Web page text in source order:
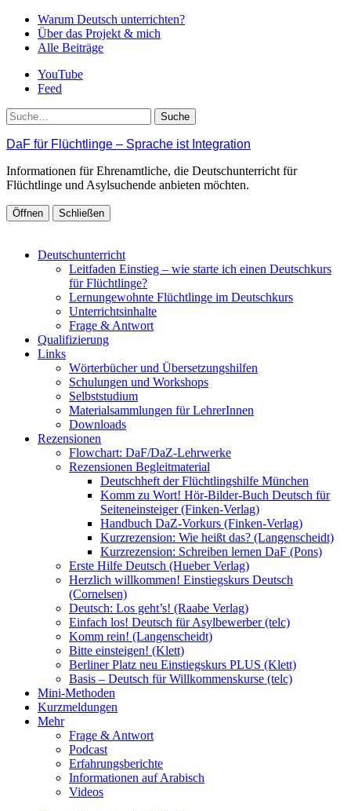
Warum Deutsch unterrichten?
Über das Projekt & mich
Alle Beiträge
YouTube
Feed
Suche
DaF für Flüchtlinge – Sprache ist Integration
Informationen für Ehrenamtliche, die Deutschunterricht für
Flüchtlinge und Asylsuchende anbieten möchten.
Öffnen Schließen
Deutschunterricht
Leitfaden Einstieg – wie starte ich einen Deutschkurs
für Flüchtlinge?
Lernungewohnte Flüchtlinge im Deutschkurs
Unterrichtsinhalte
Frage & Antwort
Qualifizierung
Links
Wörterbücher und Übersetzungshilfen
Schulungen und Workshops
Selbststudium
Materialsammlungen für LehrerInnen
Downloads
Rezensionen
Flowchart: DaF/DaZ-Lehrwerke
Rezensionen Begleitmaterial
Deutschheft der Flüchtlingshilfe München
Komm zu Wort! Hör-Bilder-Buch Deutsch für
Seiteneinsteiger (Finken-Verlag)
Handbuch DaZ-Vorkurs (Finken-Verlag)
Kurzrezension: Wie heißt das? (Langenscheidt)
Kurzrezension: Schreiben lernen DaF (Pons)
Erste Hilfe Deutsch (Hueber Verlag)
Herzlich willkommen! Einstiegskurs Deutsch
(Cornelsen)
Deutsch: Los geht’s! (Raabe Verlag)
Einfach los! Deutsch für Asylbewerber (telc)
Komm rein! (Langenscheidt)
Bitte einsteigen! (Klett)
Berliner Platz neu Einstiegskurs PLUS (Klett)
Basis – Deutsch für Willkommenskurse (telc)
Mini-Methoden
Kurzmeldungen
Mehr
Frage & Antwort
Podcast
Erfahrungsberichte
Informationen auf Arabisch
Videos